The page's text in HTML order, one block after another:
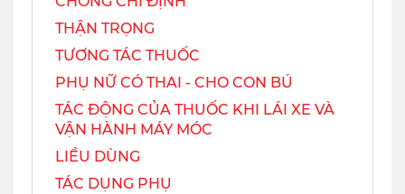
THẬN TRỌNG
TƯƠNG TÁC THUỐC
PHỤ NỮ CÓ THAI - CHO CON BÚ
TÁC ĐỘNG CỦA THUỐC KHI LÁI XE VÀ
VẬN HÀNH MÁY MÓC
LIỀU DÙNG
TÁC DỤNG PHỤ